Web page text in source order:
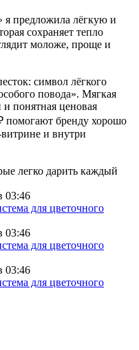
я предложила лёгкую и
сохраняет тепло
моложе, проще и
символ лёгкого
повода». Мягкая
понятная ценовая
помогают бренду хорошо
и внутри
легко дарить каждый
03:46
03:46
03:46